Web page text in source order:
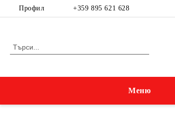
Профил +359 895 621 628
Меню